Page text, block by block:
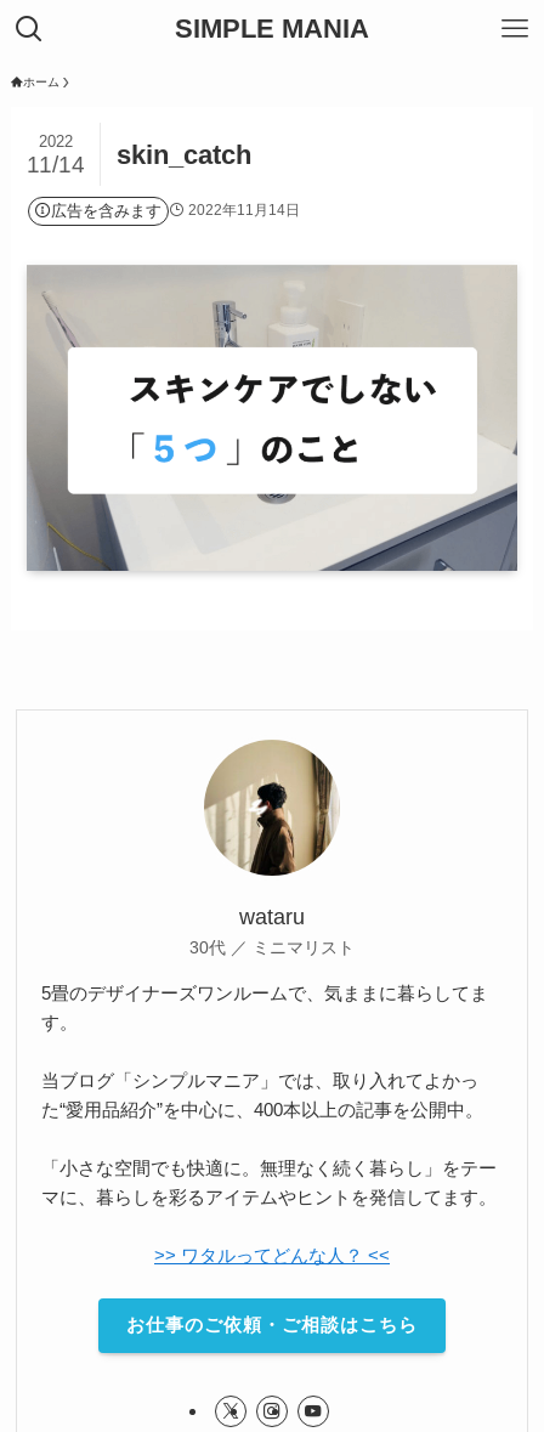
SIMPLE MANIA
ホーム
skin_catch
2022
11/14
広告を含みます 2022年11月14日
wataru
30代 ／ ミニマリスト
5畳のデザイナーズワンルームで、気ままに暮らしてま
す。
当ブログ「シンプルマニア」では、取り入れてよかっ
た“愛用品紹介”を中心に、400本以上の記事を公開中。
「小さな空間でも快適に。無理なく続く暮らし」をテー
マに、暮らしを彩るアイテムやヒントを発信してます。
>> ワタルってどんな人？ <<
お仕事のご依頼・ご相談はこちら